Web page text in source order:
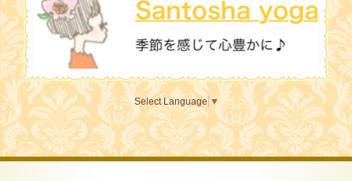
Select Language ▼